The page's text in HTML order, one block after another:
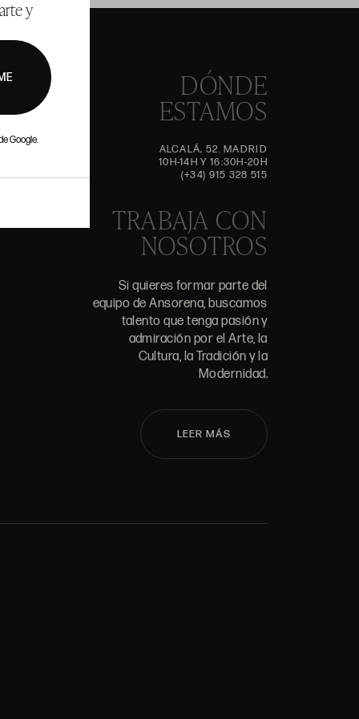
y
Google.
DÓNDE
ESTAMOS
ALCALÁ, 52. MADRID
10H-14H Y 16:30H-20H
(+34) 915 328 515
TRABAJA CON
NOSOTROS
Si quieres formar parte del
equipo de Ansorena, buscamos
talento que tenga pasión y
admiración por el Arte, la
Cultura, la Tradición y la
Modernidad.
LEER MÁS